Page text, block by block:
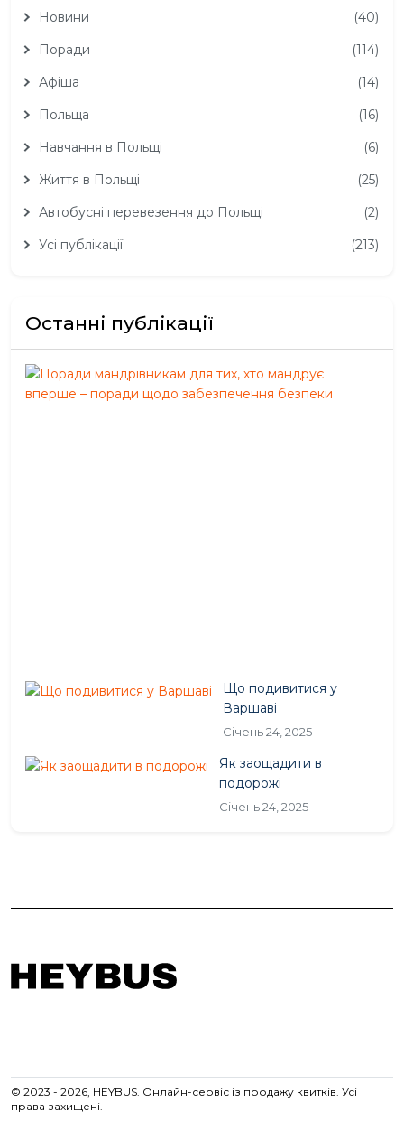
Новини
(40)
Поради
(114)
Афіша
(14)
Польща
(16)
Навчання в Польщі
(6)
Життя в Польщі
(25)
Автобусні перевезення до Польщі
(2)
Усі публікації
(213)
Останні публікації
Що подивитися у
Варшаві
Січень 24, 2025
Як заощадити в
подорожі
Січень 24, 2025
© 2023 - 2026, HEYBUS. Онлайн-сервіс із продажу квитків. Усі
права захищені.